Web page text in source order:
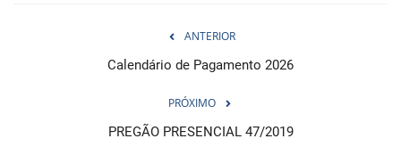
ANTERIOR
Calendário de Pagamento 2026
PRÓXIMO
PREGÃO PRESENCIAL 47/2019